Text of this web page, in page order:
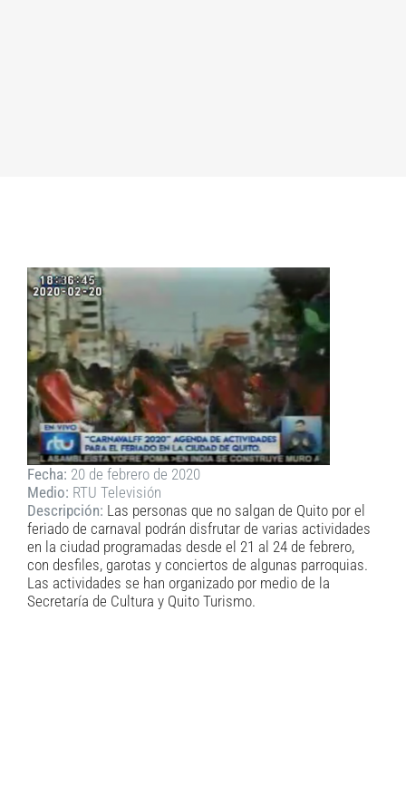
Fecha: 20 de febrero de 2020
Medio: RTU Televisión
Descripción: Las personas que no salgan de Quito por el
feriado de carnaval podrán disfrutar de varias actividades
en la ciudad programadas desde el 21 al 24 de febrero,
con desfiles, garotas y conciertos de algunas parroquias.
Las actividades se han organizado por medio de la
Secretaría de Cultura y Quito Turismo.